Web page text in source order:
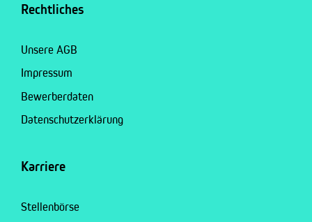
Rechtliches
Unsere AGB
Impressum
Bewerberdaten
Datenschutzerklärung
Karriere
Stellenbörse